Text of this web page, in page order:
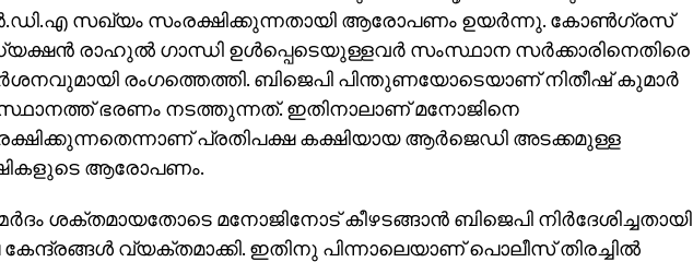
സഖ്യം സംരക്ഷിക്കുന്നതായി ആരോപണം ഉയര്‍ന്നു. കോണ്‍ഗ്രസ്
രാഹുല്‍ ഗാന്ധി ഉള്‍പ്പെടെയുള്ളവര്‍ സംസ്ഥാന സര്‍ക്കാരിനെതിരെ
രംഗത്തെത്തി. ബിജെപി പിന്തുണയോടെയാണ് നിതീഷ് കുമാര്‍
ഭരണം നടത്തുന്നത്. ഇതിനാലാണ് മനോജിനെ
പ്രതിപക്ഷ കക്ഷിയായ ആര്‍ജെഡി അടക്കമുള്ള
ആരോപണം.
ശക്തമായതോടെ മനോജിനോട് കീഴടങ്ങാന്‍ ബിജെപി നിര്‍ദേശിച്ചതായി
കേന്ദ്രങ്ങള്‍ വ്യക്തമാക്കി. ഇതിനു പിന്നാലെയാണ് പൊലീസ് തിരച്ചില്‍